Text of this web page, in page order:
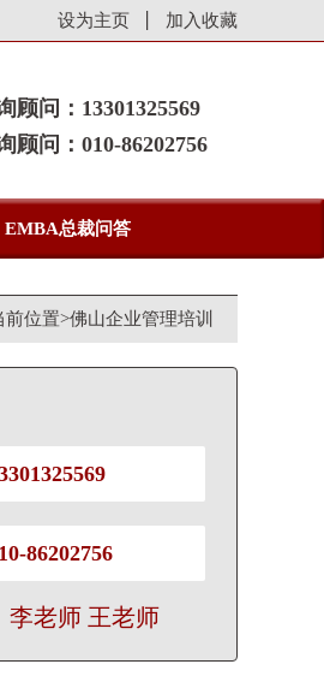
设为主页 加入收藏
顾问：13301325569
顾问：010-86202756
EMBA总裁问答
前位置>佛山企业管理培训
86202756
李老师 王老师